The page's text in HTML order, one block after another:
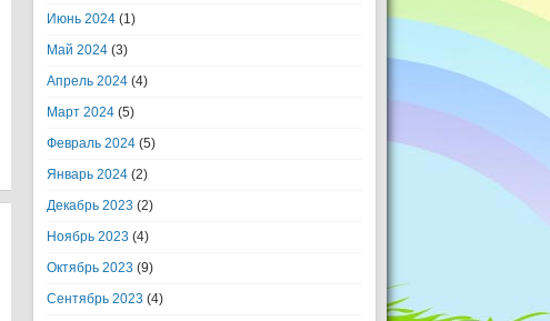
Июнь 2024 (1)
Май 2024 (3)
Апрель 2024 (4)
Март 2024 (5)
Февраль 2024 (5)
Январь 2024 (2)
Декабрь 2023 (2)
Ноябрь 2023 (4)
Октябрь 2023 (9)
Сентябрь 2023 (4)